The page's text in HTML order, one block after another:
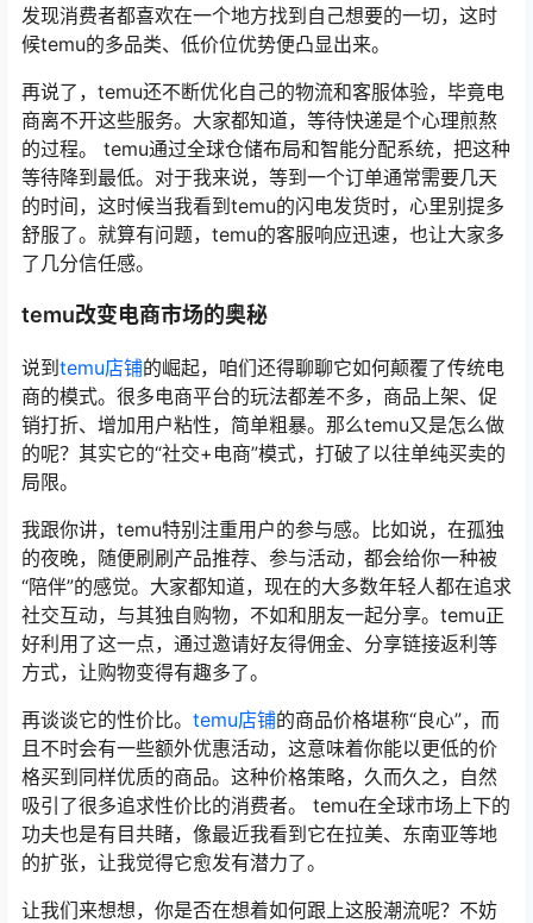
发现消费者都喜欢在一个地方找到自己想要的一切，这时
候temu的多品类、低价位优势便凸显出来。
再说了，temu还不断优化自己的物流和客服体验，毕竟电
商离不开这些服务。大家都知道，等待快递是个心理煎熬
的过程。 temu通过全球仓储布局和智能分配系统，把这种
等待降到最低。对于我来说，等到一个订单通常需要几天
的时间，这时候当我看到temu的闪电发货时，心里别提多
舒服了。就算有问题，temu的客服响应迅速，也让大家多
了几分信任感。
temu改变电商市场的奥秘
说到temu店铺的崛起，咱们还得聊聊它如何颠覆了传统电
商的模式。很多电商平台的玩法都差不多，商品上架、促
销打折、增加用户粘性，简单粗暴。那么temu又是怎么做
的呢？其实它的“社交+电商”模式，打破了以往单纯买卖的
局限。
我跟你讲，temu特别注重用户的参与感。比如说，在孤独
的夜晚，随便刷刷产品推荐、参与活动，都会给你一种被
“陪伴”的感觉。大家都知道，现在的大多数年轻人都在追求
社交互动，与其独自购物，不如和朋友一起分享。temu正
好利用了这一点，通过邀请好友得佣金、分享链接返利等
方式，让购物变得有趣多了。
再谈谈它的性价比。 temu店铺的商品价格堪称“良心”，而
且不时会有一些额外优惠活动，这意味着你能以更低的价
格买到同样优质的商品。这种价格策略，久而久之，自然
吸引了很多追求性价比的消费者。 temu在全球市场上下的
功夫也是有目共睹，像最近我看到它在拉美、东南亚等地
的扩张，让我觉得它愈发有潜力了。
让我们来想想，你是否在想着如何跟上这股潮流呢？不妨